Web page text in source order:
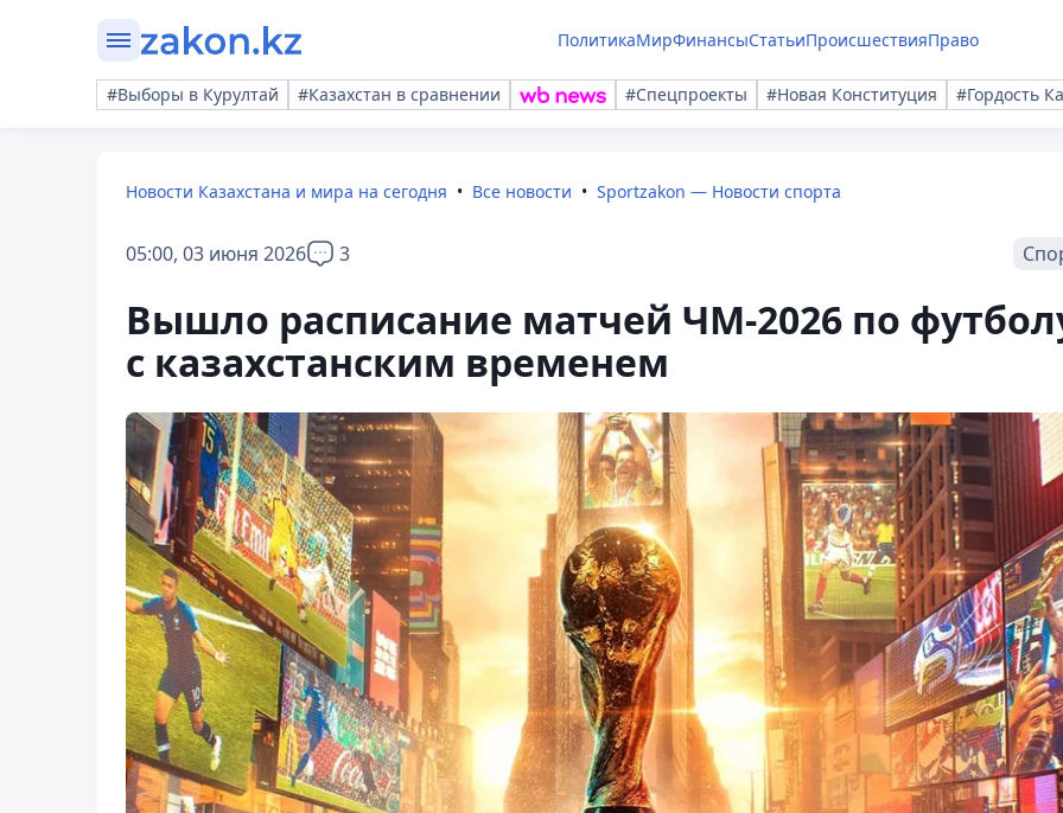
ПолитикаМирФинансыСтатьиПроисшествияПраво
#Выборы в Курултай #Казахстан в сравнении #Спецпроекты #Новая Конституция #Гордость
Новости Казахстана и мира на сегодня Все новости Sportzakon — Новости спорта
05:00, 03 июня 2026 3
Вышло расписание матчей ЧМ-2026 по
с казахстанским временем